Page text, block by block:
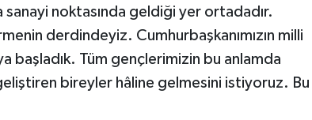
sanayi noktasında geldiği yer ortadadır.
derdindeyiz. Cumhurbaşkanımızın milli
başladık. Tüm gençlerimizin bu anlamda
bireyler hâline gelmesini istiyoruz. Bu